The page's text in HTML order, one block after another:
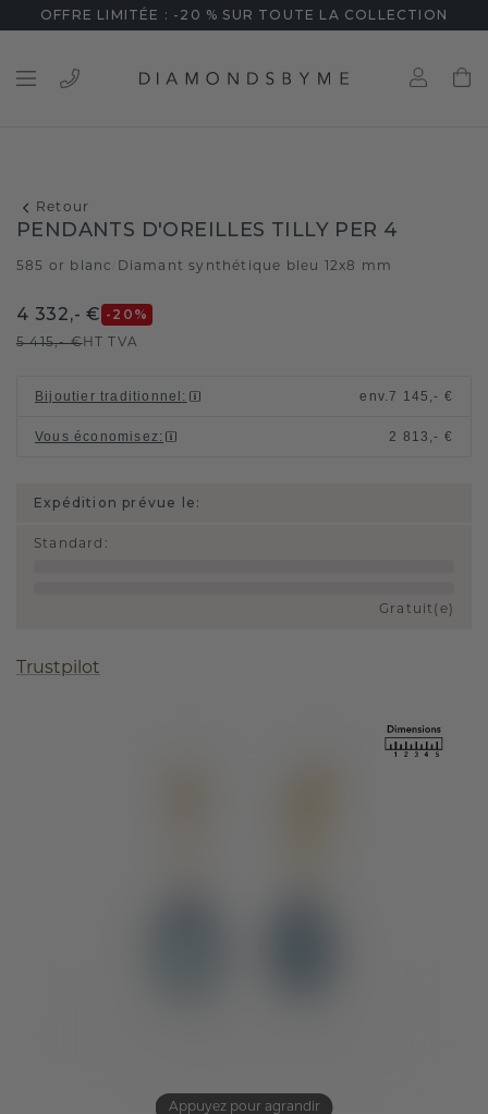
OFFRE LIMITÉE : -20 % SUR TOUTE LA COLLECTION
Retour
Appuyez pour agrandir
PENDANTS D'OREILLES TILLY PER 4
585 or blanc Diamant synthétique bleu 12x8 mm
4 332,- € -20 %
5 415,- €HT TVA
Bijoutier traditionnel : env.7 145,- €
Vous économisez: 2 813,- €
Expédition prévue le:
Standard :
Gratuit(e)
Trustpilot